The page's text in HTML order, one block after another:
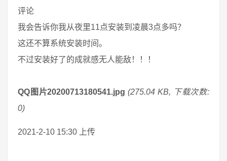
评论
我会告诉你我从夜里11点安装到凌晨3点多吗？
这还不算系统安装时间。
不过安装好了的成就感无人能敌！！！
QQ图片20200713180541.jpg (275.04 KB, 下载次数:
0)
2021-2-10 15:30 上传